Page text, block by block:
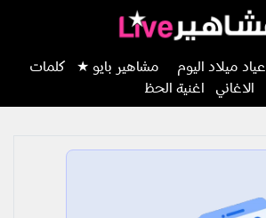
اعياد ميلاد اليوم مشاهير بايو ★
كلمات
الاغاني
اغنية الحظ